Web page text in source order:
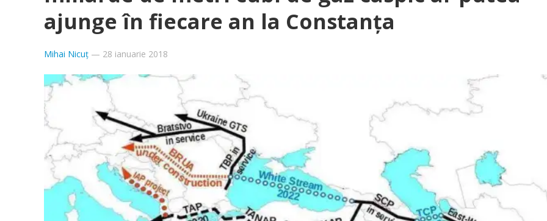
ajunge în fiecare an la Constanţa
Mihai Nicuț — 28 ianuarie 2018